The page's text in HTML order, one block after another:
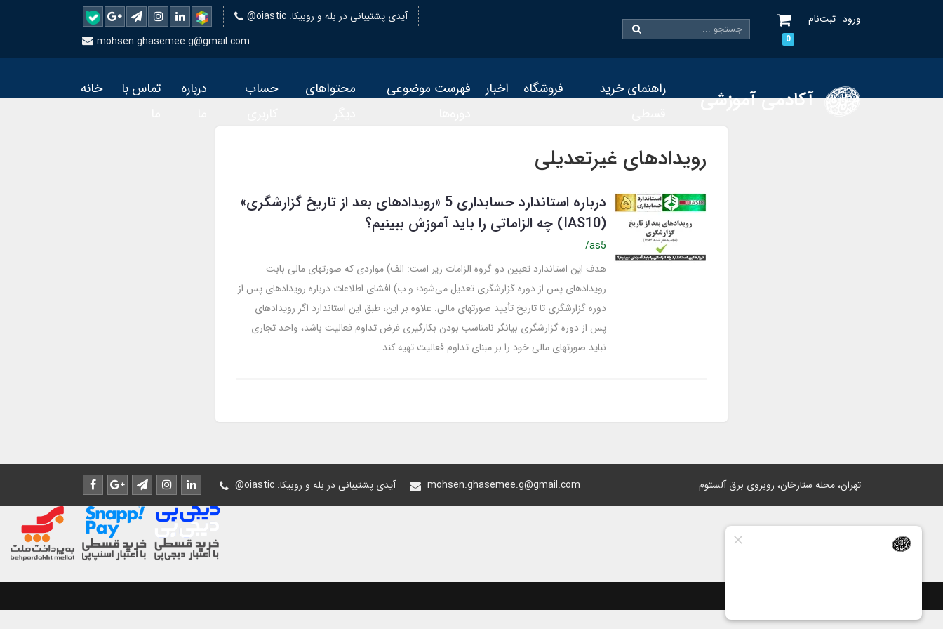
ورود ثبت‌نام
0
@oiastic :آیدی پشتیبانی در بله و روبیکا
mohsen.ghasemee.g@gmail.com
آکادمی آموزشی
راهنمای خرید
فروشگاه اخبار
فهرست موضوعی
محتواهای
حساب
درباره
تماس با
خانه
رویدادهای غیرتعدیلی
درباره استاندارد حسابداری 5 «رویدادهای بعد از تاریخ گزارشگری»
(IAS10) چه الزاماتی را باید آموزش ببینیم؟
/as5
هدف این استاندارد تعیین دو گروه الزامات زیر است: الف) مواردی که صورتهای مالی بابت
رویدادهای پس از دوره گزارشگری تعدیل می‌شود؛ و ب) افشای اطلاعات درباره رویدادهای پس از
دوره گزارشگری تا تاریخ تأیید صورتهای مالی. علاوه بر این، طبق این استاندارد اگر رویدادهای
پس از دوره گزارشگری بیانگر نامناسب بودن بکارگیری فرض تداوم فعالیت باشد، واحد تجاری
نباید صورتهای مالی خود را بر مبنای تداوم فعالیت تهیه کند.
تهران، محله ستارخان، روبروی برق آلستوم @oiastic :آیدی پشتیبانی در بله و روبیکا mohsen.ghasemee.g@gmail.com